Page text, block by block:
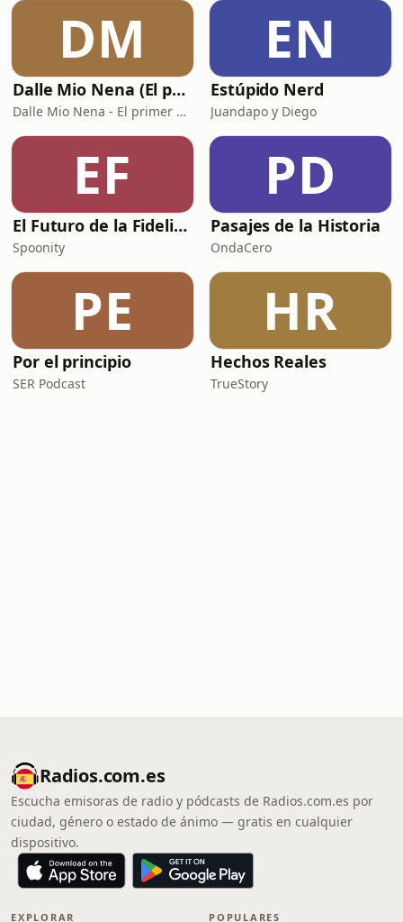
DM
Dalle Mio Nena (El primer podcast rural de España)
Dalle Mio Nena - El primer podcast rural de España
EN
Estúpido Nerd
Juandapo y Diego
EF
El Futuro de la Fidelización
Spoonity
PD
Pasajes de la Historia
OndaCero
PE
Por el principio
SER Podcast
HR
Hechos Reales
TrueStory
Radios.com.es
Escucha emisoras de radio y pódcasts de Radios.com.es por
ciudad, género o estado de ánimo — gratis en cualquier
dispositivo.
EXPLORAR POPULARES